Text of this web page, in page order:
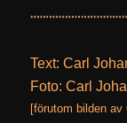
Text: Carl
Foto: Carl
[förutom bilden